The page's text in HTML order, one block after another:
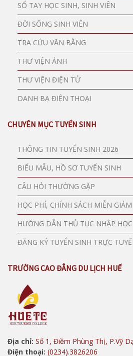
SỔ TAY HỌC SINH, SINH VIÊN
ĐỜI SỐNG SINH VIÊN
TRA CỨU VĂN BẰNG
THƯ VIỆN ẢNH
THƯ VIỆN ĐIỆN TỬ
DANH BẠ ĐIỆN THOẠI
CHUYÊN MỤC TUYỂN SINH
THÔNG TIN TUYỂN SINH 2026
BIỂU MẪU, HỒ SƠ TUYỂN SINH
CÂU HỎI THƯỜNG GẶP
HỌC PHÍ, CHÍNH SÁCH MIỄN GIẢM
HƯỚNG DẪN THỦ TỤC NHẬP HỌC
ĐĂNG KÝ TUYỂN SINH TRỰC
TRƯỜNG CAO ĐẲNG DU LỊCH HUẾ
Địa chỉ: Số 1, Điềm Phùng Thị, P.Vỹ
Điện thoại: (0234).3826206